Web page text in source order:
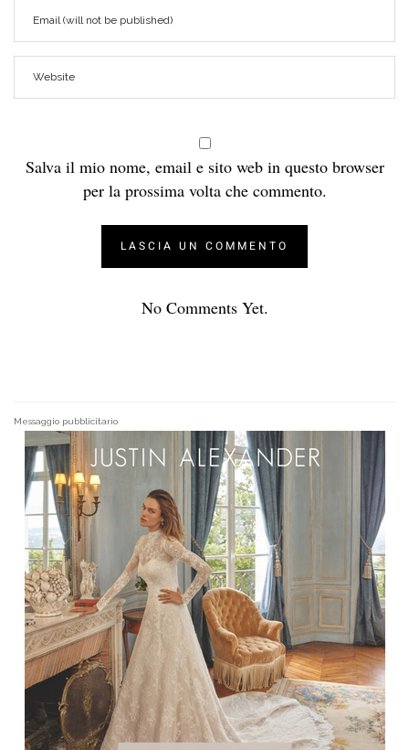
Salva il mio nome, email e sito web in questo browser
per la prossima volta che commento.
No Comments Yet.
Messaggio pubblicitario